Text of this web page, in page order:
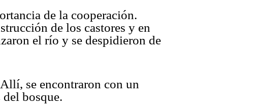
de la cooperación.
de los castores y en
el río y se despidieron de
se encontraron con un
bosque.